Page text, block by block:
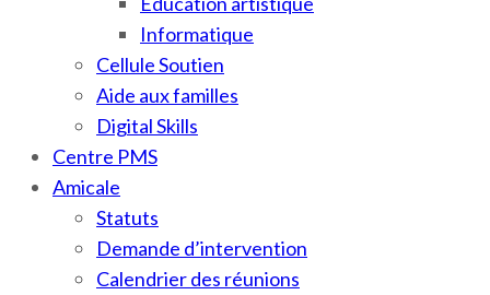
Informatique
Cellule Soutien
Aide aux familles
Digital Skills
Centre PMS
Amicale
Statuts
Demande d’intervention
Calendrier des réunions